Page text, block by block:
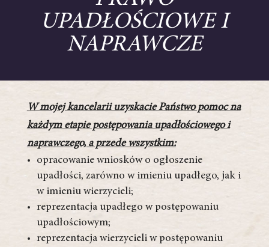
UPADŁOŚCIOWE I
NAPRAWCZE
W mojej kancelarii uzyskacie Państwo pomoc na
każdym etapie postępowania upadłościowego i
naprawczego, a przede wszystkim:
opracowanie wniosków o ogłoszenie
upadłości, zarówno w imieniu upadłego, jak i
w imieniu wierzycieli;
reprezentacja upadłego w postępowaniu
upadłościowym;
reprezentacja wierzycieli w postępowaniu